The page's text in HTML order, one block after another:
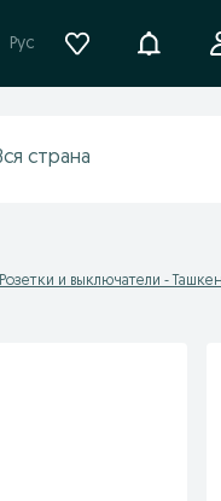
Рус
Розетки и выключатели -